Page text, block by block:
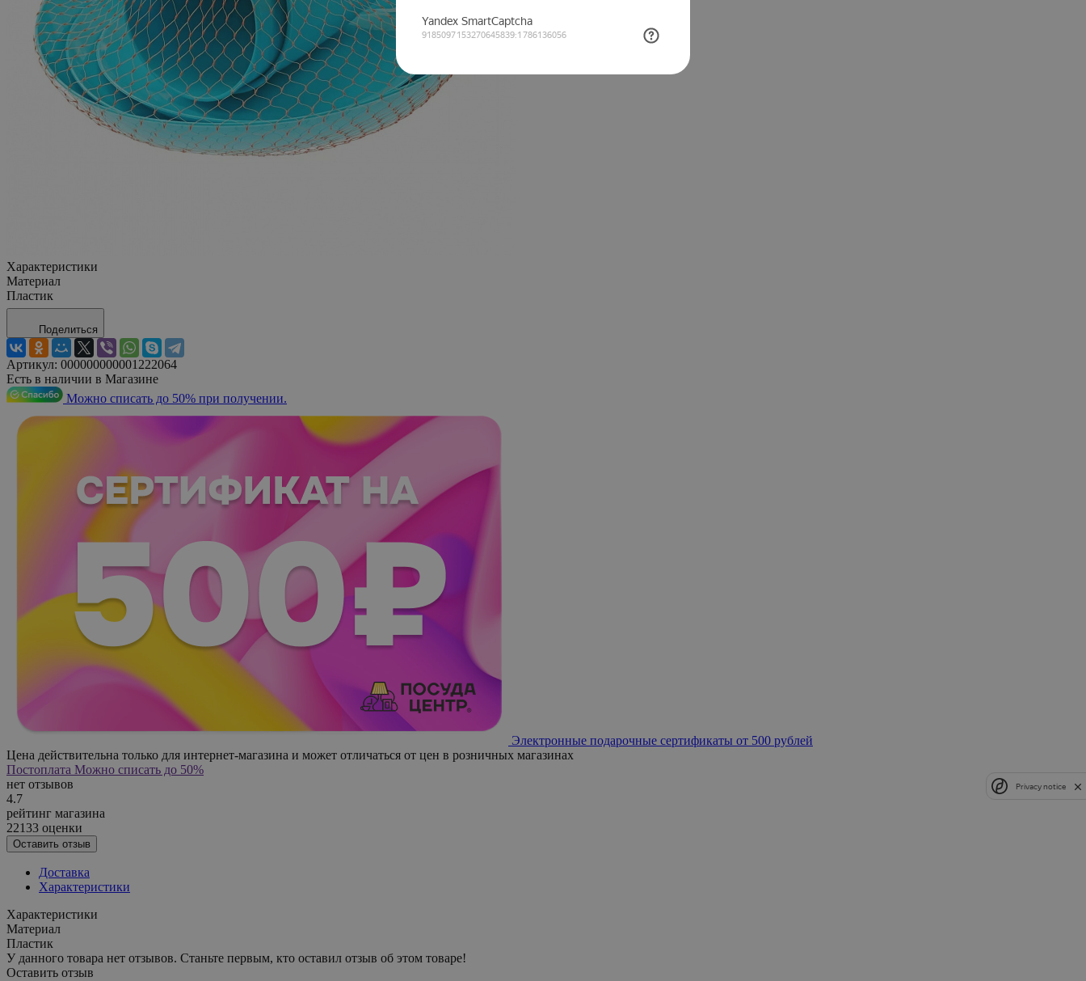
Характеристики
Материал
Пластик
Поделиться
Артикул: 000000000001222064
Есть в наличии в Магазине
Можно списать до 50% при получении.
Электронные подарочные сертификаты от 500 рублей
Цена действительна только для интернет-магазина и может отличаться от цен в розничных магазинах
Постоплата Можно списать до 50%
нет отзывов
4.7
рейтинг магазина
22133 оценки
Оставить отзыв
Доставка
Характеристики
Характеристики
Материал
Пластик
У данного товара нет отзывов. Станьте первым, кто оставил отзыв об этом товаре!
Оставить отзыв
Privacy notice